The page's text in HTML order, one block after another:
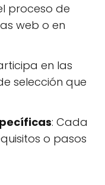
proceso de
web o en
en las
selección que
: Cada
o pasos